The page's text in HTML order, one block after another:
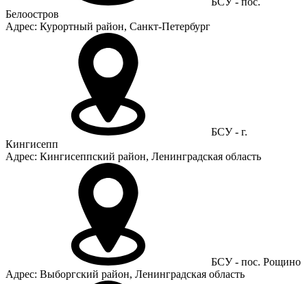
Белоостров
Адрес: Курортный район, Санкт-Петербург
БСУ - г.
Кингисепп
Адрес: Кингисеппский район, Ленинградская область
БСУ - пос. Рощино
Адрес: Выборгский район, Ленинградская область